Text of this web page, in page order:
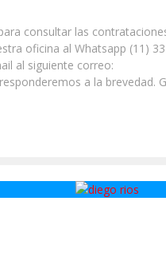
consultar las
oficina al Whatsapp (11)
al siguiente correo:
a la brevedad.